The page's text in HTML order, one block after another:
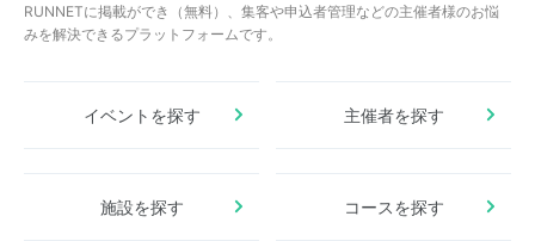
RUNNETに掲載ができ（無料）、集客や申込者管理などの主催者様のお悩
みを解決できるプラットフォームです。
イベントを探す 主催者を探す
施設を探す コースを探す